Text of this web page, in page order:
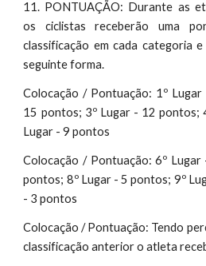
11. PONTUAÇÃO: Durante as
os ciclistas receberão uma
classificação em cada categoria
seguinte forma.
Colocação / Pontuação: 1º
15 pontos; 3º Lugar - 12 pontos;
Lugar - 9 pontos
Colocação / Pontuação: 6º
pontos; 8º Lugar - 5 pontos; 9º
- 3 pontos
Colocação / Pontuação: Tendo
classificação anterior o atleta